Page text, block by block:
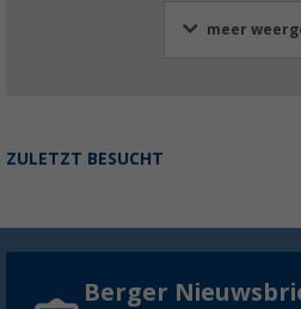
meer
ZULETZT BESUCHT
Berger